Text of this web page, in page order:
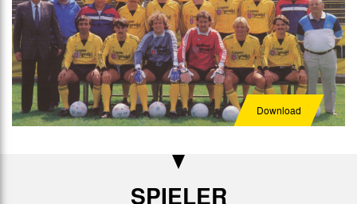
Download
SPIELER